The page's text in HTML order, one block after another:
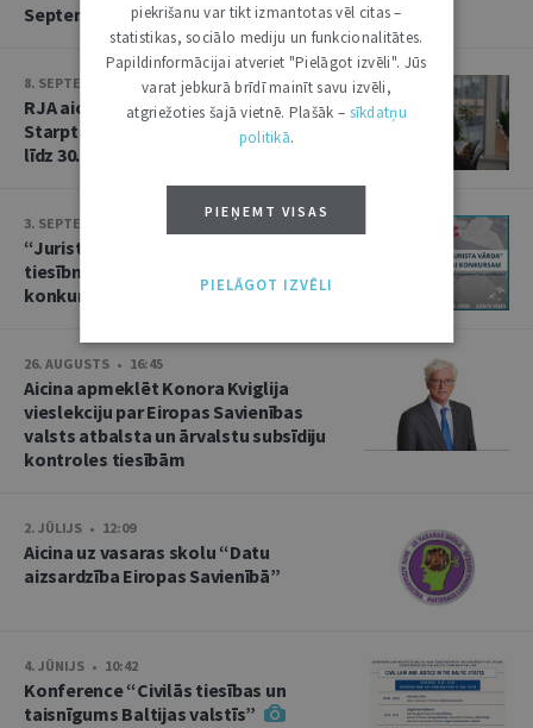
Septembra saruna par starptautiskajām tiesībām
8. SEPTEMBRIS • 13:13
RJA aicina iesniegt rakstus Baltijas
Starptautisko tiesību gadagrāmatai
līdz 30. septembrim
3. SEPTEMBRIS • 16:01
“Jurista Vārds” aicina jaunos
tiesībniekus pieteikties ikgadējam
konkursam!
26. AUGUSTS • 16:45
Aicina apmeklēt Konora Kviglija
vieslekciju par Eiropas Savienības
valsts atbalsta un ārvalstu subsīdiju
kontroles tiesībām
2. JŪLIJS • 12:09
Aicina uz vasaras skolu “Datu
aizsardzība Eiropas Savienībā”
4. JŪNIJS • 10:42
Konference “Civilās tiesības un
taisnīgums Baltijas valstīs”
piekrišanu var tikt izmantotas vēl citas –
statistikas, sociālo mediju un funkcionalitātes.
Papildinformācijai atveriet "Pielāgot izvēli". Jūs
varat jebkurā brīdī mainīt savu izvēli,
atgriežoties šajā vietnē. Plašāk – sīkdatņu
politikā.
PIEŅEMT VISAS
PIELĀGOT IZVĒLI